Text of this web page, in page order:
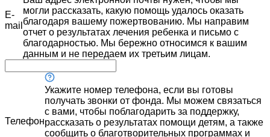
E-
mail
могли рассказать, какую помощь удалось оказать
благодаря вашему пожертвованию. Мы направим
отчет о результатах лечения ребенка и письмо с
благодарностью. Мы бережно относимся к вашим
данным и не передаем их третьим лицам.
Телефон
Укажите номер телефона, если вы готовы
получать звонки от фонда. Мы можем связаться
с вами, чтобы поблагодарить за поддержку,
рассказать о результатах помощи детям, а также
сообщить о благотворительных программах и